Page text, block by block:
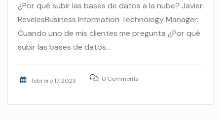
¿Por qué subir las bases de datos a la nube? Javier
RevelesBusiness Information Technology Manager.
Cuando uno de mis clientes me pregunta ¿Por qué
subir las bases de datos...
febrero 17, 2023 0 Comments